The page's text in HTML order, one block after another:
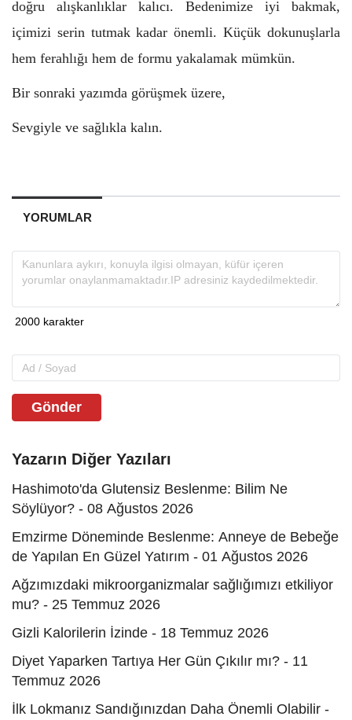
doğru alışkanlıklar kalıcı. Bedenimize iyi bakmak,
içimizi serin tutmak kadar önemli. Küçük dokunuşlarla
hem ferahlığı hem de formu yakalamak mümkün.
Bir sonraki yazımda görüşmek üzere,
Sevgiyle ve sağlıkla kalın.
YORUMLAR
Gönder
Yazarın Diğer Yazıları
Hashimoto'da Glutensiz Beslenme: Bilim Ne
Söylüyor? - 08 Ağustos 2026
Emzirme Döneminde Beslenme: Anneye de Bebeğe
de Yapılan En Güzel Yatırım - 01 Ağustos 2026
Ağzımızdaki mikroorganizmalar sağlığımızı etkiliyor
mu? - 25 Temmuz 2026
Gizli Kalorilerin İzinde - 18 Temmuz 2026
Diyet Yaparken Tartıya Her Gün Çıkılır mı? - 11
Temmuz 2026
İlk Lokmanız Sandığınızdan Daha Önemli Olabilir -